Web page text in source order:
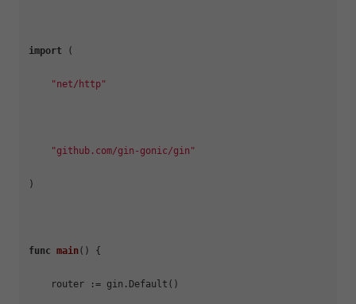
import (
"net/http"
"github.com/gin-gonic/gin"
)
func main() {
    router := gin.Default()